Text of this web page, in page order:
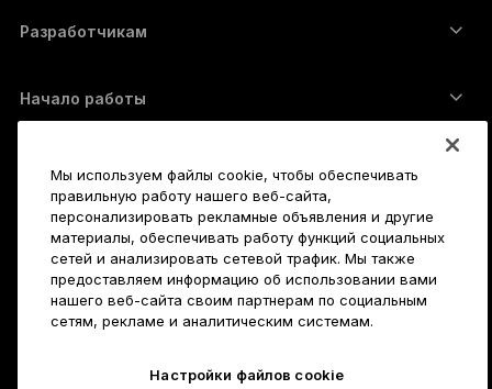
Все продукты
Полный список активов
Разработчикам
Начало работы
Как пользоваться Ledger
Как купить биткойны
Аппаратный криптокошелёк для Биткойна
Служба поддержки
Баунти-программа
Реселлеры
Пресс-кит Ledger
Партнёры
Карьера
Присоединяйтесь к нам
Вакансии
Подробнее
Наше видение
Юридическая информация
Мы используем файлы cookie, чтобы обеспечивать
правильную работу нашего веб-сайта,
персонализировать рекламные объявления и другие
материалы, обеспечивать работу функций социальных
сетей и анализировать сетевой трафик. Мы также
предоставляем информацию об использовании вами
нашего веб-сайта своим партнерам по социальным
сетям, рекламе и аналитическим системам.
Настройки файлов cookie